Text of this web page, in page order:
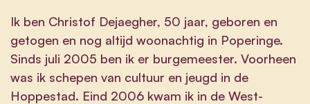
Ik ben Christof Dejaegher, 50 jaar, geboren en
getogen en nog altijd woonachtig in Poperinge.
Sinds juli 2005 ben ik er burgemeester. Voorheen
was ik schepen van cultuur en jeugd in de
Hoppestad. Eind 2006 kwam ik in de West-